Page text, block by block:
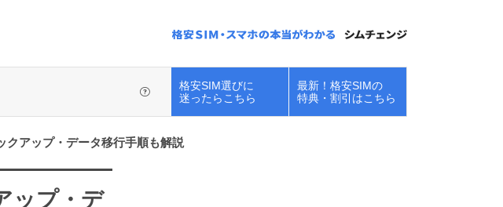
当サイトについて
格安SIM選びに
迷ったらこちら
最新！格安SIMの
特典・割引はこちら
クアップ・データ移行手順も解説
ップ・デ